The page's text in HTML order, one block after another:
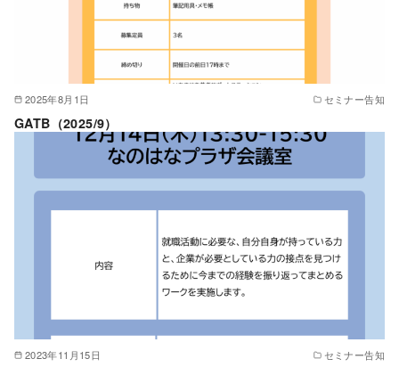
2025年8月1日 セミナー告知
GATB（2025/9）
2023年11月15日 セミナー告知